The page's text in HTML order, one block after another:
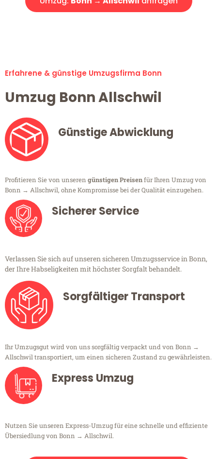
Erfahrene & günstige Umzugsfirma Bonn
Umzug Bonn Allschwil
Günstige Abwicklung
Profitieren Sie von unseren günstigen Preisenfür Ihren Umzug von
Bonn → Allschwil, ohne Kompromisse bei der Qualität einzugehen.
Sicherer Service
Verlassen Sie sich auf unseren sicheren Umzugsservice in Bonn,
der Ihre Habseligkeiten mit höchster Sorgfalt behandelt.
Sorgfältiger Transport
Ihr Umzugsgut wird von uns sorgfältig verpackt und von Bonn →
Allschwil transportiert, um einen sicheren Zustand zu gewährleisten.
Express Umzug
Nutzen Sie unseren Express-Umzug für eine schnelle und effiziente
Übersiedlung von Bonn → Allschwil.